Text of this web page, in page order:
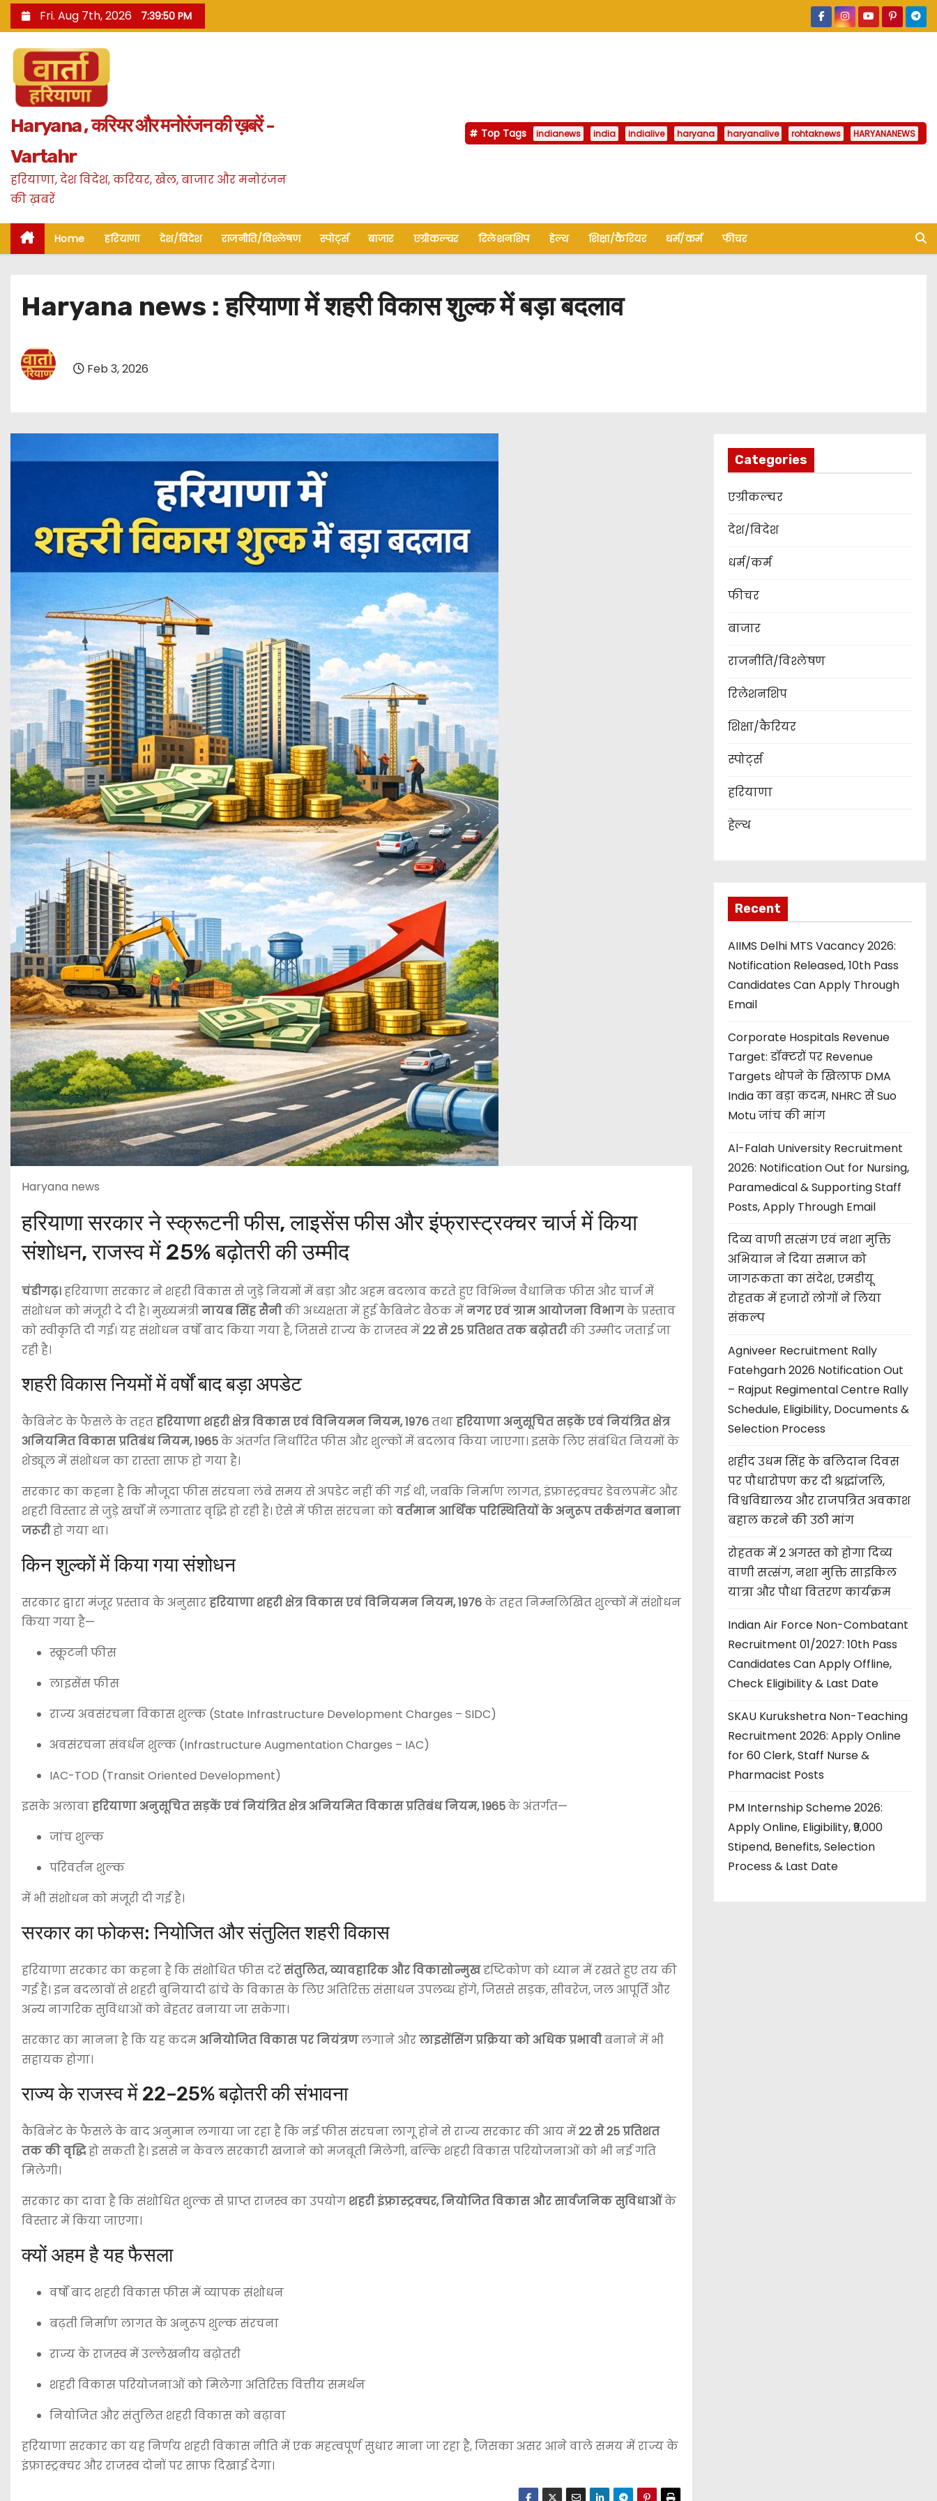
k
n
Fri. Aug 7th, 2026 7:39:52 PM
Haryana , करियर और मनोरंजन की ख़बरें -
Vartahr
हरियाणा, देश विदेश, करियर, खेल, बाजार और मनोरंजन
की ख़बरें
Top Tags indianews india indialive haryana haryanalive rohtaknews HARYANANEWS
Home हरियाणा देश/विदेश राजनीति/विश्लेषण स्पोर्ट्स बाजार एग्रीकल्चर रिलेशनशिप हेल्थ शिक्षा/कैरियर धर्म/कर्म फीचर
Haryana news : हरियाणा में शहरी विकास शुल्क में बड़ा बदलाव
Feb 3, 2026
Haryana news
हरियाणा सरकार ने स्क्रूटनी फीस, लाइसेंस फीस और इंफ्रास्ट्रक्चर चार्ज में किया
संशोधन, राजस्व में 25% बढ़ोतरी की उम्मीद
चंडीगढ़।हरियाणा सरकार ने शहरी विकास से जुड़े नियमों में बड़ा और अहम बदलाव करते हुए विभिन्न वैधानिक फीस और चार्ज में
संशोधन को मंजूरी दे दी है। मुख्यमंत्रीनायब सिंह सैनीकी अध्यक्षता में हुई कैबिनेट बैठक मेंनगर एवं ग्राम आयोजना विभागके प्रस्ताव
को स्वीकृति दी गई। यह संशोधन वर्षों बाद किया गया है, जिससे राज्य के राजस्व में22 से 25 प्रतिशत तक बढ़ोतरीकी उम्मीद जताई जा
रही है।
शहरी विकास नियमों में वर्षों बाद बड़ा अपडेट
कैबिनेट के फैसले के तहतहरियाणा शहरी क्षेत्र विकास एवं विनियमन नियम, 1976तथाहरियाणा अनुसूचित सड़कें एवं नियंत्रित क्षेत्र
अनियमित विकास प्रतिबंध नियम, 1965के अंतर्गत निर्धारित फीस और शुल्कों में बदलाव किया जाएगा। इसके लिए संबंधित नियमों के
शेड्यूल में संशोधन का रास्ता साफ हो गया है।
सरकार का कहना है कि मौजूदा फीस संरचना लंबे समय से अपडेट नहीं की गई थी, जबकि निर्माण लागत, इंफ्रास्ट्रक्चर डेवलपमेंट और
शहरी विस्तार से जुड़े खर्चों में लगातार वृद्धि हो रही है। ऐसे में फीस संरचना कोवर्तमान आर्थिक परिस्थितियों के अनुरूप तर्कसंगत बनाना
जरूरीहो गया था।
किन शुल्कों में किया गया संशोधन
सरकार द्वारा मंजूर प्रस्ताव के अनुसारहरियाणा शहरी क्षेत्र विकास एवं विनियमन नियम, 1976के तहत निम्नलिखित शुल्कों में संशोधन
किया गया है—
स्क्रूटनी फीस
लाइसेंस फीस
राज्य अवसंरचना विकास शुल्क (State Infrastructure Development Charges – SIDC)
अवसंरचना संवर्धन शुल्क (Infrastructure Augmentation Charges – IAC)
IAC-TOD (Transit Oriented Development)
इसके अलावाहरियाणा अनुसूचित सड़कें एवं नियंत्रित क्षेत्र अनियमित विकास प्रतिबंध नियम, 1965के अंतर्गत—
जांच शुल्क
परिवर्तन शुल्क
में भी संशोधन को मंजूरी दी गई है।
सरकार का फोकस: नियोजित और संतुलित शहरी विकास
हरियाणा सरकार का कहना है कि संशोधित फीस दरेंसंतुलित, व्यावहारिक और विकासोन्मुखदृष्टिकोण को ध्यान में रखते हुए तय की
गई हैं। इन बदलावों से शहरी बुनियादी ढांचे के विकास के लिए अतिरिक्त संसाधन उपलब्ध होंगे, जिससे सड़क, सीवरेज, जल आपूर्ति और
अन्य नागरिक सुविधाओं को बेहतर बनाया जा सकेगा।
सरकार का मानना है कि यह कदमअनियोजित विकास पर नियंत्रणलगाने औरलाइसेंसिंग प्रक्रिया को अधिक प्रभावीबनाने में भी
सहायक होगा।
राज्य के राजस्व में 22–25% बढ़ोतरी की संभावना
कैबिनेट के फैसले के बाद अनुमान लगाया जा रहा है कि नई फीस संरचना लागू होने से राज्य सरकार की आय में22 से 25 प्रतिशत
तक की वृद्धिहो सकती है। इससे न केवल सरकारी खजाने को मजबूती मिलेगी, बल्कि शहरी विकास परियोजनाओं को भी नई गति
मिलेगी।
सरकार का दावा है कि संशोधित शुल्क से प्राप्त राजस्व का उपयोग शहरी इंफ्रास्ट्रक्चर, नियोजित विकास और सार्वजनिक सुविधाओंके
विस्तार में किया जाएगा।
क्यों अहम है यह फैसला
वर्षों बाद शहरी विकास फीस में व्यापक संशोधन
बढ़ती निर्माण लागत के अनुरूप शुल्क संरचना
राज्य के राजस्व में उल्लेखनीय बढ़ोतरी
शहरी विकास परियोजनाओं को मिलेगा अतिरिक्त वित्तीय समर्थन
नियोजित और संतुलित शहरी विकास को बढ़ावा
हरियाणा सरकार का यह निर्णय शहरी विकास नीति में एक महत्वपूर्ण सुधार माना जा रहा है, जिसका असर आने वाले समय में राज्य के
इंफ्रास्ट्रक्चर और राजस्व दोनों पर साफ दिखाई देगा।
Categories
एग्रीकल्चर
देश/विदेश
धर्म/कर्म
फीचर
बाजार
राजनीति/विश्लेषण
रिलेशनशिप
शिक्षा/कैरियर
स्पोर्ट्स
हरियाणा
हेल्थ
Recent
AIIMS Delhi MTS Vacancy 2026:
Notification Released, 10th Pass
Candidates Can Apply Through
Email
Corporate Hospitals Revenue
Target: डॉक्टरों पर Revenue
Targets थोपने के खिलाफ DMA
India का बड़ा कदम, NHRC से Suo
Motu जांच की मांग
Al-Falah University Recruitment
2026: Notification Out for Nursing,
Paramedical & Supporting Staff
Posts, Apply Through Email
दिव्य वाणी सत्संग एवं नशा मुक्ति
अभियान ने दिया समाज को
जागरूकता का संदेश, एमडीयू
रोहतक में हजारों लोगों ने लिया
संकल्प
Agniveer Recruitment Rally
Fatehgarh 2026 Notification Out
– Rajput Regimental Centre Rally
Schedule, Eligibility, Documents &
Selection Process
शहीद उधम सिंह के बलिदान दिवस
पर पौधारोपण कर दी श्रद्धांजलि,
विश्वविद्यालय और राजपत्रित अवकाश
बहाल करने की उठी मांग
रोहतक में 2 अगस्त को होगा दिव्य
वाणी सत्संग, नशा मुक्ति साइकिल
यात्रा और पौधा वितरण कार्यक्रम
Indian Air Force Non-Combatant
Recruitment 01/2027: 10th Pass
Candidates Can Apply Offline,
Check Eligibility & Last Date
SKAU Kurukshetra Non-Teaching
Recruitment 2026: Apply Online
for 60 Clerk, Staff Nurse &
Pharmacist Posts
PM Internship Scheme 2026:
Apply Online, Eligibility, ₹9,000
Stipend, Benefits, Selection
Process & Last Date